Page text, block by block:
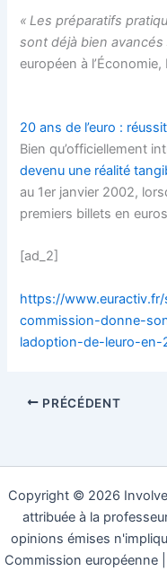
« Les préparatifs
sont déjà bien avancés
européen à
20 ans de l’euro :
Bien qu’officiellement
devenu une réalité
au 1er janvier 2002,
premiers billets en
[ad_2]
https://
commission-donne-
ladoption-de-leuro-en-
PRÉCÉDENT
Copyright © 2026
attribuée à la
opinions émises
Commission européenne